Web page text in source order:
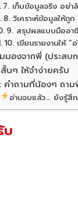
7. เก็บข้อมูลจริง อย่
8. วิเคราะห์ข้อมูลให้ถู
9. สรุปผลแบบมืออาชี
10. เขียนรายงานให้
มองจากพี่ (ประสบ
นๆ ให้จำง่ายครับ
คำถามที่น้องๆ ถา
อ่านจบแล้ว... ยังรู้สึ
บ